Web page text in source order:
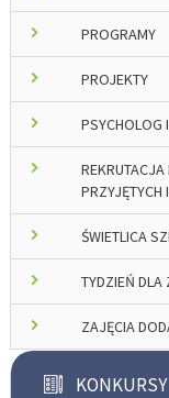
PROGRAMY
PROJEKTY
PSYCHOLOG
PRZYJĘTYCH
ŚWIETLICA
TYDZIEŃ
ZAJĘCIA
KONKURSY